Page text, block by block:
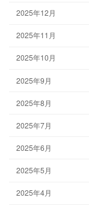
2025年12月
2025年11月
2025年10月
2025年9月
2025年8月
2025年7月
2025年6月
2025年5月
2025年4月